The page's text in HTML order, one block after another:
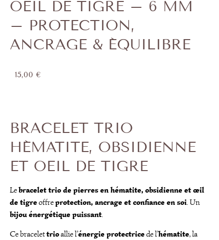
OEIL DE TIGRE – 6 MM
– PROTECTION,
ANCRAGE & ÉQUILIBRE
15,00 €
BRACELET TRIO
HÉMATITE, OBSIDIENNE
ET OEIL DE TIGRE
Lebracelet trio de pierres en hématite, obsidienne et œil
de tigreoffreprotection, ancrage et confiance en soi. Un
bijou énergétique puissant.
Ce bracelettrioallie l’énergie protectricede l’hématite, la